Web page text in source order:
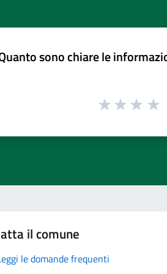
sono chiare le
il comune
le domande frequenti